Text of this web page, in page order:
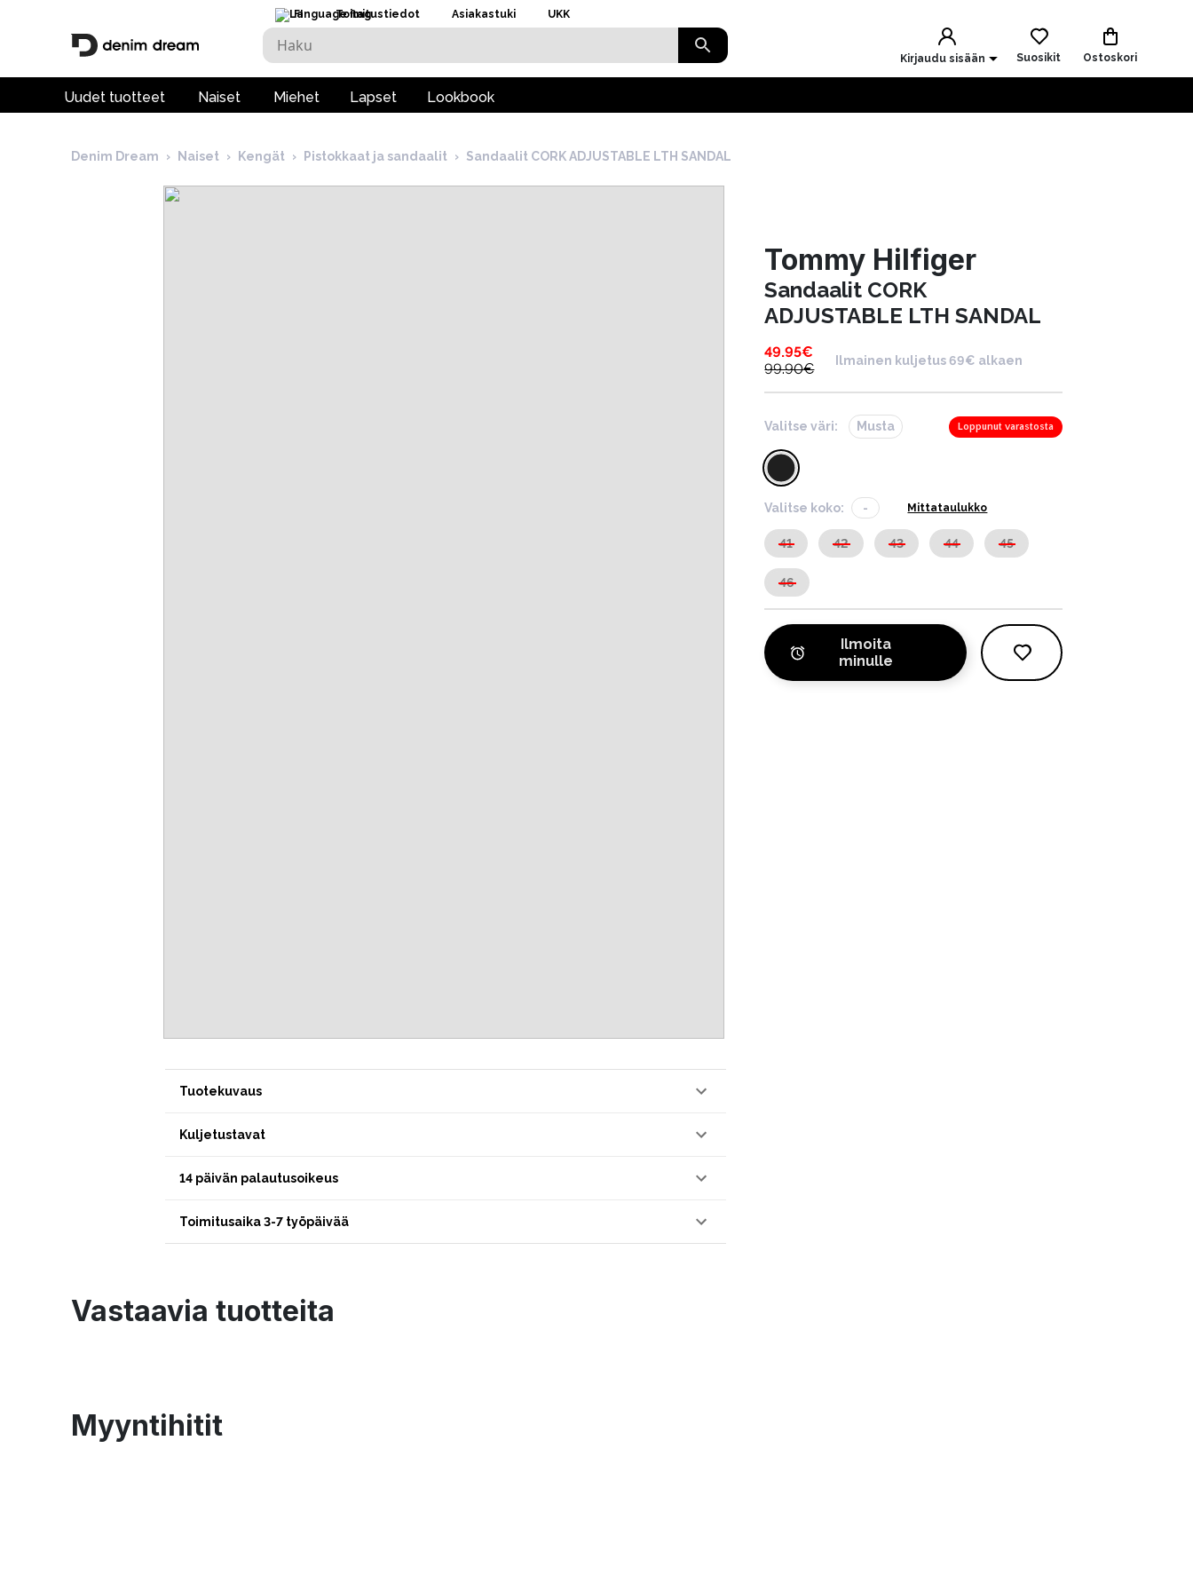
FI Toimitustiedot Asiakastuki UKK
Kirjaudu sisään Suosikit Ostoskori
Uudet tuotteet Naiset Miehet Lapset Lookbook
Denim Dream › Naiset › Kengät › Pistokkaat ja sandaalit › Sandaalit CORK ADJUSTABLE LTH SANDAL
Tuotekuvaus
Kuljetustavat
14 päivän palautusoikeus
Toimitusaika 3-7 työpäivää
Tommy Hilfiger
Sandaalit CORK
ADJUSTABLE LTH SANDAL
49.95€
99.90€
Ilmainen kuljetus 69€ alkaen
Valitse väri: Musta Loppunut varastosta
Valitse koko: - Mittataulukko
41 42 43 44 45
46
Ilmoita
minulle
Vastaavia tuotteita
Myyntihitit